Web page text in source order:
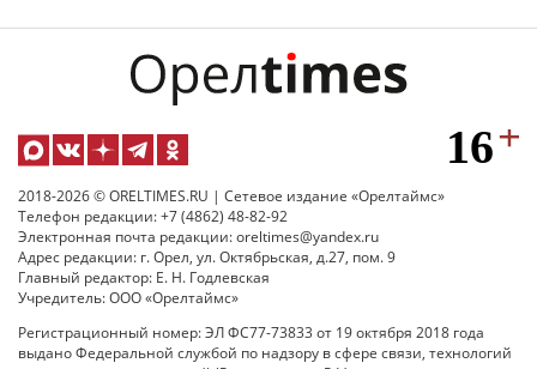
2018-2026 © ORELTIMES.RU | Сетевое издание «Орелтаймс»
Телефон редакции: +7 (4862) 48-82-92
Электронная почта редакции: oreltimes@yandex.ru
Адрес редакции: г. Орел, ул. Октябрьская, д.27, пом. 9
Главный редактор: Е. Н. Годлевская
Учредитель: ООО «Орелтаймс»
Регистрационный номер: ЭЛ ФС77-73833 от 19 октября 2018 года
выдано Федеральной службой по надзору в сфере связи, технологий